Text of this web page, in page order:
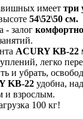
имеет три
54\52\50 см.
- залог
ACURY KB-22
легко
и убрать,
KB-22 удобна,
и взрослым.
100 кг!